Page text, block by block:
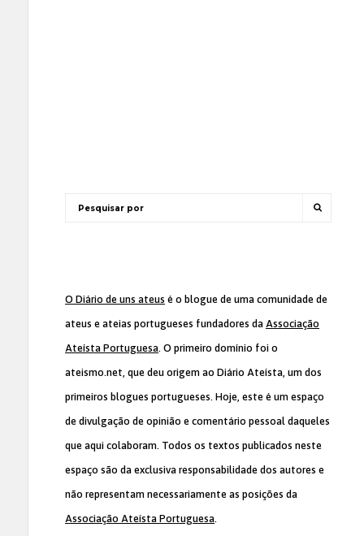
O Diário de uns ateus é o blogue de uma comunidade de
ateus e ateias portugueses fundadores da Associação
Ateísta Portuguesa. O primeiro domínio foi o
ateismo.net, que deu origem ao Diário Ateísta, um dos
primeiros blogues portugueses. Hoje, este é um espaço
de divulgação de opinião e comentário pessoal daqueles
que aqui colaboram. Todos os textos publicados neste
espaço são da exclusiva responsabilidade dos autores e
não representam necessariamente as posições da
Associação Ateísta Portuguesa.